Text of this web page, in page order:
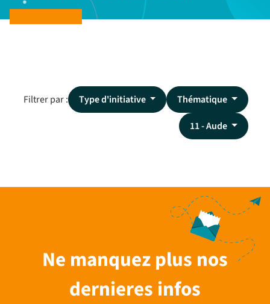
Filtrer par : Type d'initiative
Thématique
11 - Aude
Ne manquez plus nos
dernieres infos